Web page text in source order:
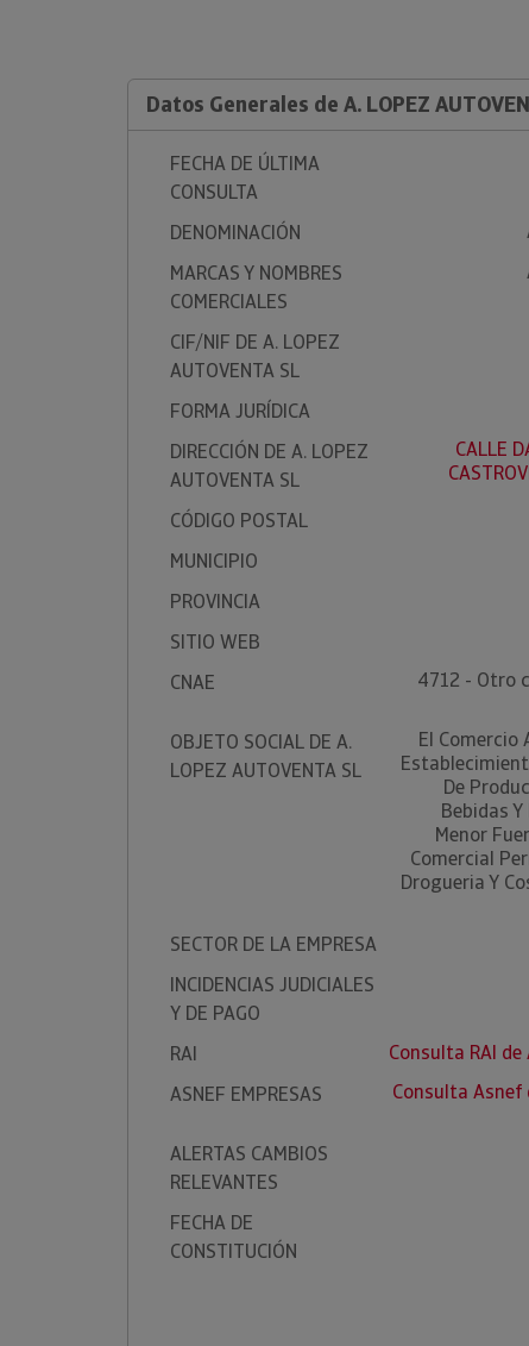
Datos Generales de A. LOPEZ
FECHA DE ÚLTIMA
CONSULTA
DENOMINACIÓN
MARCAS Y NOMBRES
COMERCIALES
CIF/NIF DE A. LOPEZ
AUTOVENTA SL
FORMA JURÍDICA
DIRECCIÓN DE A. LOPEZ
AUTOVENTA SL
CALLE
CÓDIGO POSTAL
MUNICIPIO
PROVINCIA
SITIO WEB
CNAE
4712 - Otro
OBJETO SOCIAL DE A.
LOPEZ AUTOVENTA SL
El Comercio
De
Bebidas
Menor
Comercial
Drogueria Y
SECTOR DE LA EMPRESA
INCIDENCIAS JUDICIALES
Y DE PAGO
RAI
Consulta RAI de
ASNEF EMPRESAS
Consulta Asnef
ALERTAS CAMBIOS
RELEVANTES
FECHA DE
CONSTITUCIÓN